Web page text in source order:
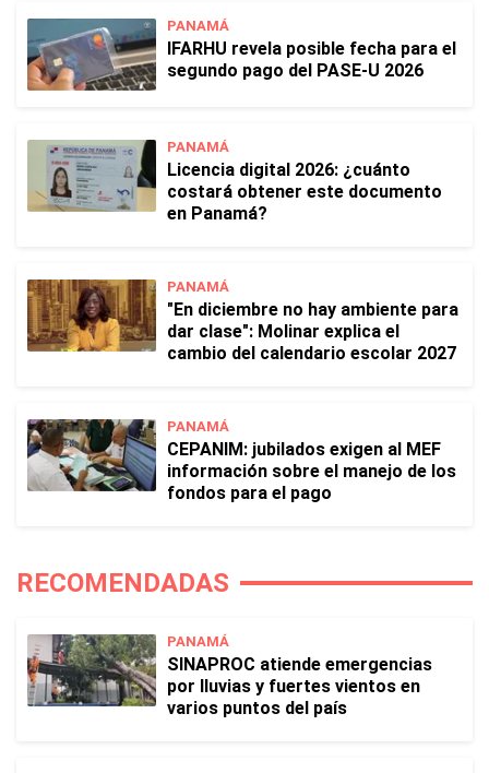
PANAMÁ
IFARHU revela posible fecha para el
segundo pago del PASE-U 2026
PANAMÁ
Licencia digital 2026: ¿cuánto
costará obtener este documento
en Panamá?
PANAMÁ
"En diciembre no hay ambiente para
dar clase": Molinar explica el
cambio del calendario escolar 2027
PANAMÁ
CEPANIM: jubilados exigen al MEF
información sobre el manejo de los
fondos para el pago
RECOMENDADAS
PANAMÁ
SINAPROC atiende emergencias
por lluvias y fuertes vientos en
varios puntos del país